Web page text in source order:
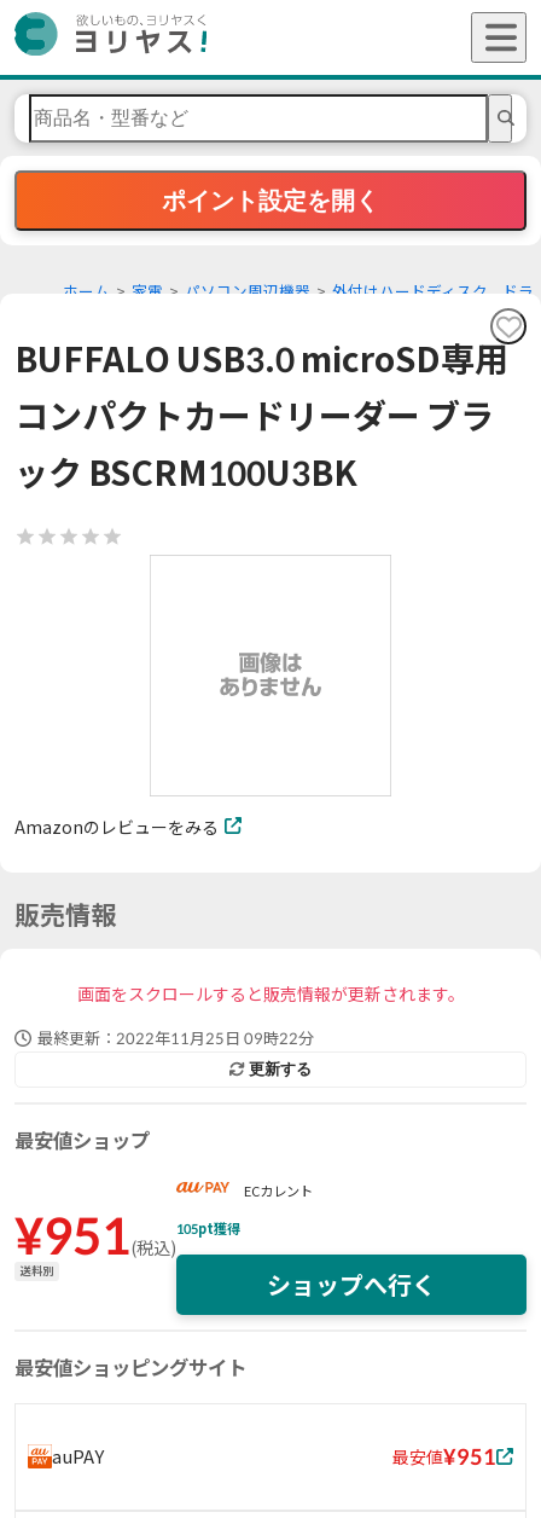
ポイント設定を開く
ホーム 家電 パソコン周辺機器
外付けハードディスク、ドラ
BUFFALO USB3.0 microSD専用
コンパクトカードリーダー ブラ
ック BSCRM100U3BK
Amazonのレビューをみる
販売情報
画面をスクロールすると販売情報が更新されます。
最終更新： 2022年11月25日 09時22分
更新する
最安値ショップ
¥951(税込)
送料別
ECカレント
105pt獲得
ショップへ行く
最安値ショッピングサイト
auPAY 最安値¥951